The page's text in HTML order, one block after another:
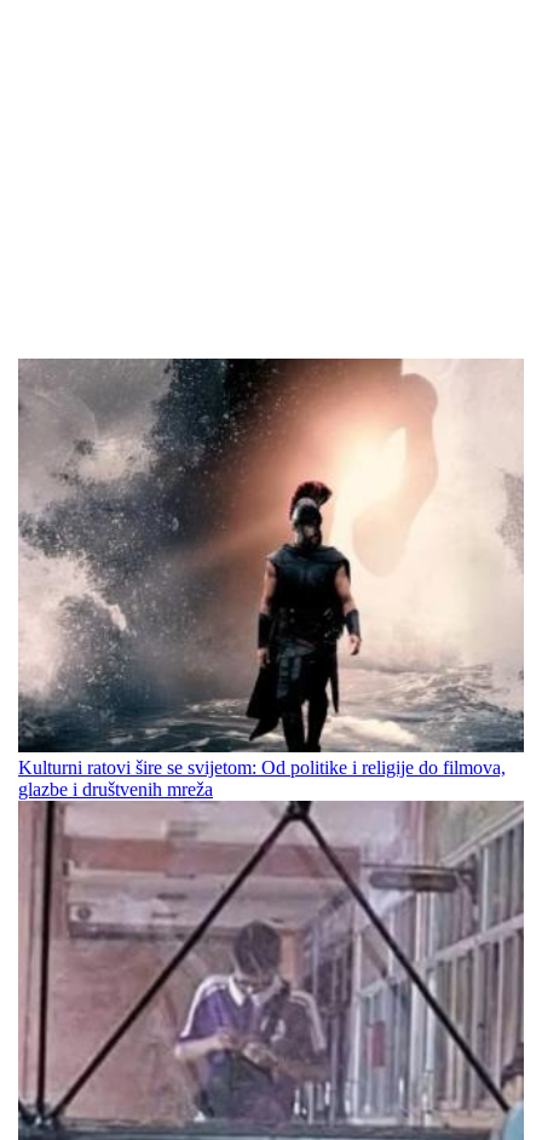
Kulturni ratovi šire se svijetom: Od politike i religije do filmova,
glazbe i društvenih mreža